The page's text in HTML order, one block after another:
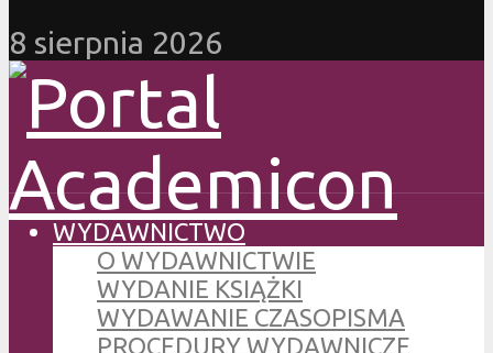
8 sierpnia 2026
WYDAWNICTWO
O WYDAWNICTWIE
WYDANIE KSIĄŻKI
WYDAWANIE CZASOPISMA
PROCEDURY WYDAWNICZE